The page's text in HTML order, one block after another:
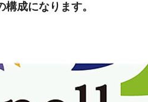
成になります。